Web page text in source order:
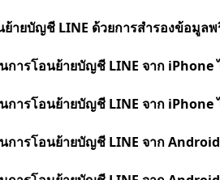
ย้ายบัญชี LINE ด้วยการสำรองข้อมูลพ
การโอนย้ายบัญชี LINE จาก iPhone
การโอนย้ายบัญชี LINE จาก iPhone
การโอนย้ายบัญชี LINE จาก